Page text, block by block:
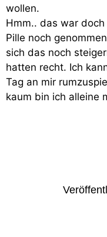
wollen.
Hmm.. das war
Pille noch
sich das noch
hatten recht. Ich
Tag an mir
kaum bin ich alleine